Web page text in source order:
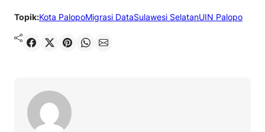
Topik:Kota PalopoMigrasi DataSulawesi SelatanUIN Palopo
Shared Share on X Pin It Send on WhatsApp Send on Email